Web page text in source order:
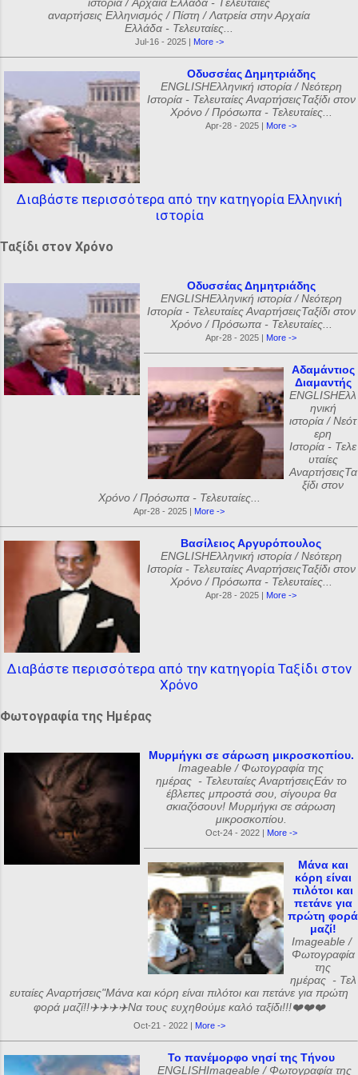
αναρτήσεις Ελληνισμός / Πίστη / Λατρεία στην Αρχαία
Ελλάδα - Τελευταίες...
Jul-16 - 2025 | More ->
Οδυσσέας Δημητριάδης
ENGLISHΕλληνική ιστορία / Νεότερη
Ιστορία - Τελευταίες ΑναρτήσειςΤαξίδι στον
Χρόνο / Πρόσωπα - Τελευταίες...
Apr-28 - 2025 | More ->
Διαβάστε περισσότερα από την κατηγορία Ελληνική
ιστορία
Ταξίδι στον Χρόνο
Οδυσσέας Δημητριάδης
ENGLISHΕλληνική ιστορία / Νεότερη
Ιστορία - Τελευταίες ΑναρτήσειςΤαξίδι στον
Χρόνο / Πρόσωπα - Τελευταίες...
Apr-28 - 2025 | More ->
Αδαμάντιος
Διαμαντής
ENGLISHΕλλ
ηνική
ιστορία / Νεότ
ερη
Ιστορία - Τελε
υταίες
ΑναρτήσειςΤα
ξίδι στον
Χρόνο / Πρόσωπα - Τελευταίες...
Apr-28 - 2025 | More ->
Βασίλειος Αργυρόπουλος
ENGLISHΕλληνική ιστορία / Νεότερη
Ιστορία - Τελευταίες ΑναρτήσειςΤαξίδι στον
Χρόνο / Πρόσωπα - Τελευταίες...
Apr-28 - 2025 | More ->
Διαβάστε περισσότερα από την κατηγορία Ταξίδι στον
Χρόνο
Φωτογραφία της Ημέρας
Μυρμήγκι σε σάρωση μικροσκοπίου.
Imageable / Φωτογραφία της
ημέρας - Τελευταίες ΑναρτήσειςΕάν το
έβλεπες μπροστά σου, σίγουρα θα
σκιαζόσουν! Μυρμήγκι σε σάρωση
μικροσκοπίου.
Oct-24 - 2022 | More ->
Μάνα και
κόρη είναι
πιλότοι και
πετάνε για
πρώτη φορά
μαζί!
Imageable /
Φωτογραφία
της
ημέρας - Τελ
ευταίες Αναρτήσεις"Μάνα και κόρη είναι πιλότοι και πετάνε για πρώτη
φορά μαζί!!✈️✈️✈️✈️Να τους ευχηθούμε καλό ταξίδι!!!❤️❤️❤️
Oct-21 - 2022 | More ->
Το πανέμορφο νησί της Τήνου
ENGLISHImageable / Φωτογραφία της